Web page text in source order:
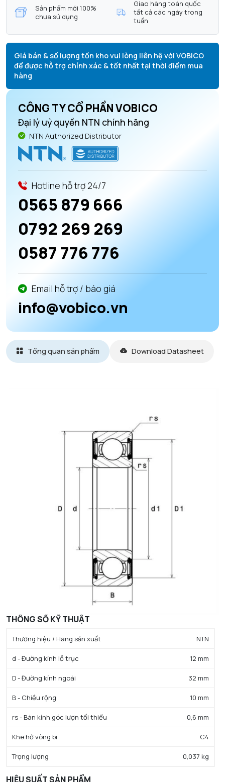
Sản phẩm mới 100%
chưa sử dụng
Giao hàng toàn quốc
tất cả các ngày trong
tuần
Giá bán & số lượng tồn kho vui lòng liên hệ với VOBICO
để được hỗ trợ chính xác & tốt nhất tại thời điểm mua
hàng
CÔNG TY CỔ PHẦN VOBICO
Đại lý uỷ quyền NTN chính hãng
NTN Authorized Distributor
Hotline hỗ trợ 24/7
0565 879 666
0792 269 269
0587 776 776
Email hỗ trợ / báo giá
info@vobico.vn
Tổng quan sản phẩm Download Datasheet
THÔNG SỐ KỸ THUẬT
Thương hiệu / Hãng sản xuất NTN
d - Đường kính lỗ trục 12 mm
D - Đường kính ngoài 32 mm
B - Chiều rộng 10 mm
rs - Bán kính góc lượn tối thiểu 0,6 mm
Khe hở vòng bi C4
Trọng lượng 0,037 kg
HIỆU SUẤT SẢN PHẨM